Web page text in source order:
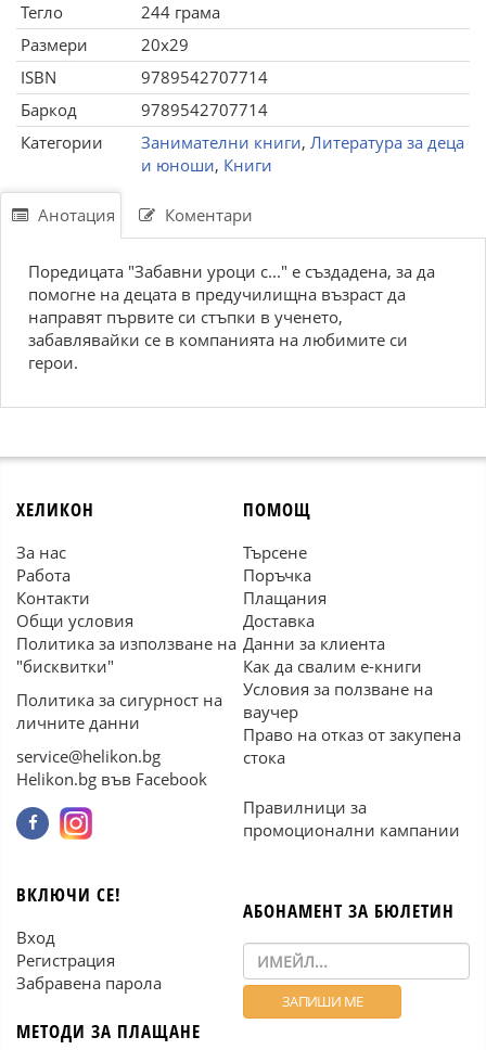
Тегло
244 грама
Размери
20x29
ISBN
9789542707714
Баркод
9789542707714
Категории
Занимателни книги, Литература за деца
и юноши, Книги
Анотация Коментари
Поредицата "Забавни уроци с..." е създадена, за да
помогне на децата в предучилищна възраст да
направят първите си стъпки в ученето,
забавлявайки се в компанията на любимите си
герои.
ХЕЛИКОН
За нас
Работа
Контакти
Общи условия
Политика за използване на
"бисквитки"
Политика за сигурност на
личните данни
service@helikon.bg
Helikon.bg във Facebook
ПОМОЩ
Търсене
Поръчка
Плащания
Доставка
Данни за клиента
Как да свалим е-книги
Условия за ползване на
ваучер
Право на отказ от закупена
стока
Правилници за
промоционални кампании
ВКЛЮЧИ СЕ!
Вход
Регистрация
Забравена парола
МЕТОДИ ЗА ПЛАЩАНЕ
АБОНАМЕНТ ЗА БЮЛЕТИН